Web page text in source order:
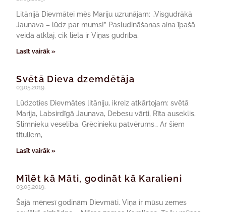
Litānijā Dievmātei mēs Mariju uzrunājam: „Visgudrākā
Jaunava – lūdz par mums!” Pasludināšanas aina īpašā
veidā atklāj, cik liela ir Viņas gudrība,
Lasīt vairāk »
Svētā Dieva dzemdētāja
03.05.2019.
Lūdzoties Dievmātes litāniju, ikreiz atkārtojam: svētā
Marija, Labsirdīgā Jaunava, Debesu vārti, Rīta auseklis,
Slimnieku veselība, Grēcinieku patvērums… Ar šiem
tituliem,
Lasīt vairāk »
Mīlēt kā Māti, godināt kā Karalieni
03.05.2019.
Šajā mēnesī godinām Dievmāti. Viņa ir mūsu zemes